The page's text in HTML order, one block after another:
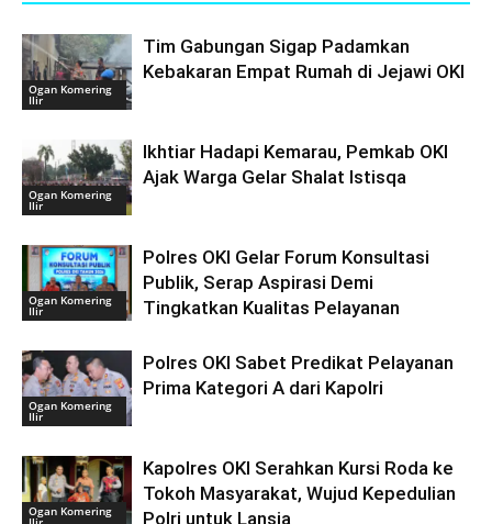
Ogan Komering
Ilir
Tim Gabungan Sigap Padamkan
Kebakaran Empat Rumah di Jejawi OKI
Ogan Komering
Ilir
Ikhtiar Hadapi Kemarau, Pemkab OKI
Ajak Warga Gelar Shalat Istisqa
Ogan Komering
Ilir
Polres OKI Gelar Forum Konsultasi
Publik, Serap Aspirasi Demi
Tingkatkan Kualitas Pelayanan
Ogan Komering
Ilir
Polres OKI Sabet Predikat Pelayanan
Prima Kategori A dari Kapolri
Ogan Komering
Kapolres OKI Serahkan Kursi Roda ke
Tokoh Masyarakat, Wujud Kepedulian
Polri untuk Lansia